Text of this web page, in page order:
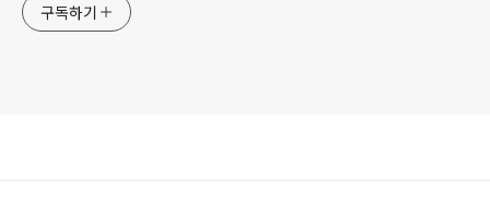
구독하기